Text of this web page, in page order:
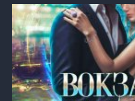
ЕЩЁ
НЕ
СОРВАНЫ
ПОГОНЫ…